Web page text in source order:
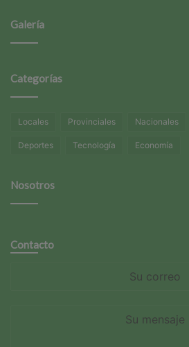
Galería
Categorías
Locales Provinciales Nacionales
Deportes Tecnología Economía
Nosotros
Contacto